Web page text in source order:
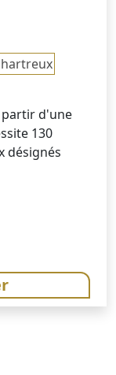
partir d'une
130
désignés